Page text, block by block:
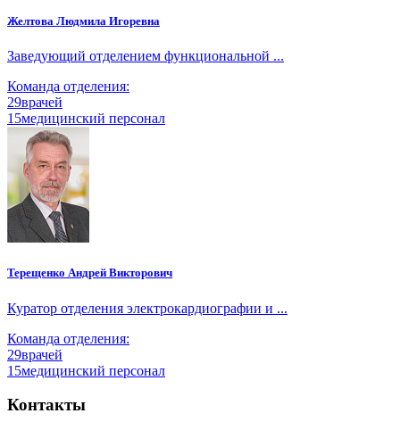
Желтова Людмила Игоревна
Заведующий отделением функциональной ...
Команда отделения:
29врачей
15медицинский персонал
Терещенко Андрей Викторович
Куратор отделения электрокардиографии и ...
Команда отделения:
29врачей
15медицинский персонал
Контакты